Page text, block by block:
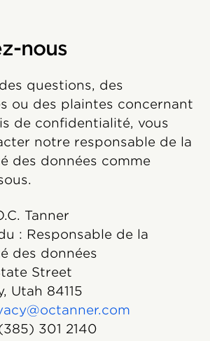
nous
questions, des
ou des plaintes concernant
de confidentialité, vous
notre responsable de la
des données comme
Tanner
: Responsable de la
des données
Street
Utah 84115
301 2140